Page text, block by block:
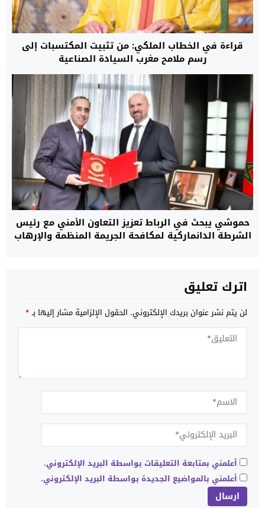
قراءة في الخطاب الملكي: من تثبيت المكتسبات إلى
رسم ملامح مغرب السيادة الصناعية
حموشي يبحث في الرباط تعزيز التعاون الأمني مع رئيس
الشرطة الدانماركية لمكافحة الجريمة المنظمة والإرهاب
اترك تعليق
لن يتم نشر عنوان بريدك الإلكتروني. الحقول الإلزامية مشار إليها بـ*
أعلمني بمتابعة التعليقات بواسطة البريد الإلكتروني.
أعلمني بالمواضيع الجديدة بواسطة البريد الإلكتروني.